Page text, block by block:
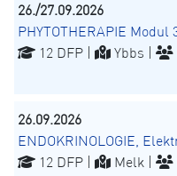
26./27.09.2026
PHYTOTHERAPIE
12 DFP |
Ybbs |
26.09.2026
ENDOKRINOLOGIE,
12 DFP |
Melk |